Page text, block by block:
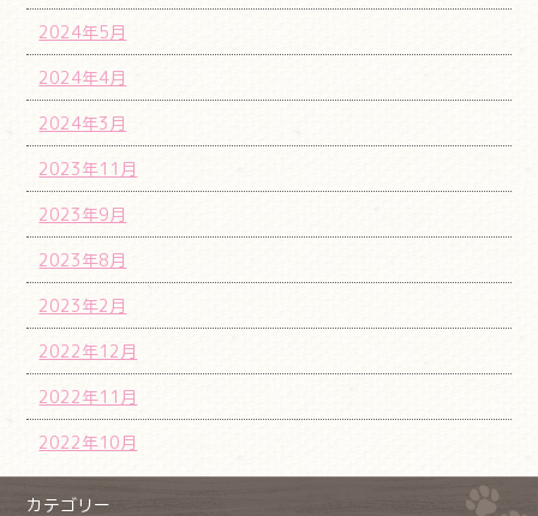
2024年5月
2024年4月
2024年3月
2023年11月
2023年9月
2023年8月
2023年2月
2022年12月
2022年11月
2022年10月
カテゴリー